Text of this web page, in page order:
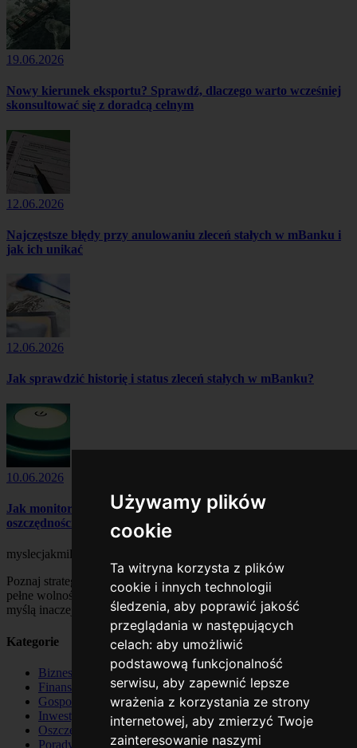
Używamy plików
cookie
Ta witryna korzysta z plików
cookie i innych technologii
śledzenia, aby poprawić jakość
przeglądania w następujących
celach: aby umożliwić
podstawową funkcjonalność
serwisu, aby zapewnić lepsze
wrażenia z korzystania ze strony
internetowej, aby zmierzyć Twoje
zainteresowanie naszymi
19.06.2026
Nowy kierunek eksportu? Sprawdź, dlaczego warto wcześniej
skonsultować się z doradcą celnym
12.06.2026
Najczęstsze błędy przy anulowaniu zleceń stałych w mBanku i
jak ich unikać
12.06.2026
Jak sprawdzić historię i status zleceń stałych w mBanku?
10.06.2026
Jak monitorować zużycie energii elektrycznej w Tauronie z
oszczędnościami
myslecjakmilionerzy
Poznaj strategie milionerów, rozwijaj mindset sukcesu i buduj życie
pełne wolności finansowej. Dołącz do społeczności ludzi, którzy
myślą inaczej – myśl jak milioner!
Kategorie
Biznes
Finanse
Gospodarka
Inwestycje
Oszczędzanie
Porady